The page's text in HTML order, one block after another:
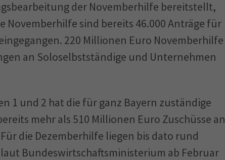
der Novemberhilfe bereitstellt,
Novemberhilfe sind bereits 46.000 Anträge für
220 Millionen Euro Novemberhilfe
an Soloselbstständige und Unternehmen
1 und 2 hat die für ganz Bayern zuständige
mehr als 510 Millionen Euro Zuschüsse an
die Dezemberhilfe liegen bis dato rund
Bundeswirtschaftsministerium ab Februar